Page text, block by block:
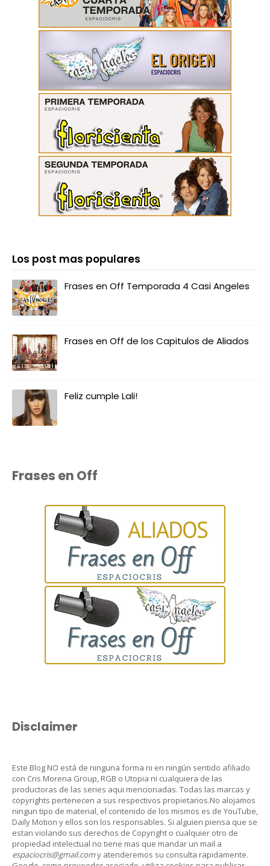
Los post mas populares
Frases en Off Temporada 4 Casi Angeles
Frases en Off de los Capitulos de Aliados
Feliz cumple Lali!
Frases en Off
Disclaimer
Este Blog NO está de ninguna forma ni en ningún sentido afiliado
con Cris Morena Group, RGB o Utopia ni cualquiera de las
productoras de las series aqui mencionadas. Todas las marcas y
copyrights pertenecen a sus respectivos propietarios.No alojamos
ningun tipo de material, el contenido de los mismos es de YouTube,
Daily Motion y ellos son los responsables. Si alguien piensa que se
estan violando sus derechos de Copyright o cualquier otro de
propiedad intelectual no tiene mas que mandar un mail a
espaciocris@gmail.comy atenderemos su consulta rapidamente.